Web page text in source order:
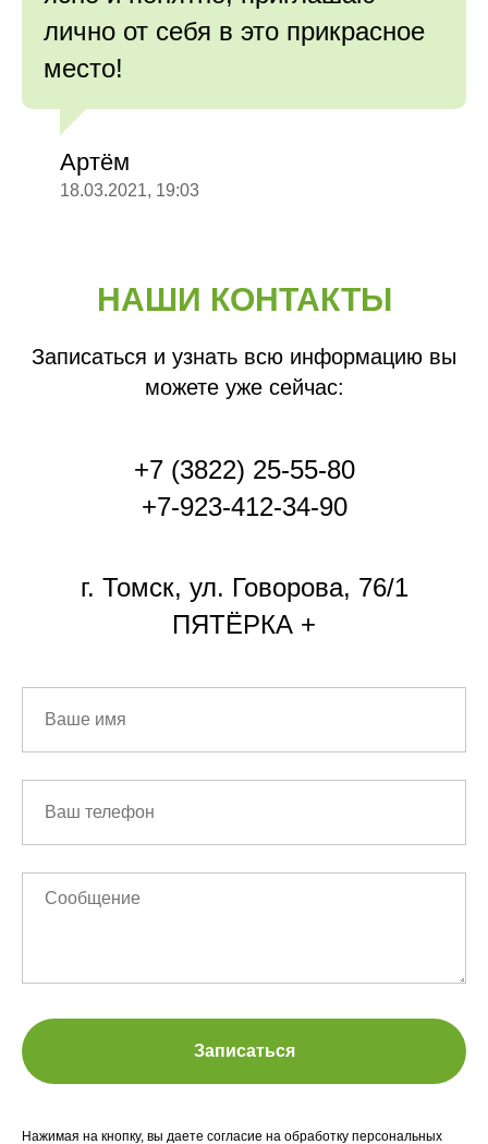
лично от себя в это прикрасное
место!
Артём
18.03.2021, 19:03
НАШИ КОНТАКТЫ
Записаться и узнать всю информацию вы
можете уже сейчас:
+7 (3822) 25-55-80
+7-923-412-34-90
г. Томск, ул. Говорова, 76/1
ПЯТЁРКА +
Записаться
Нажимая на кнопку, вы даете согласие на обработку персональных